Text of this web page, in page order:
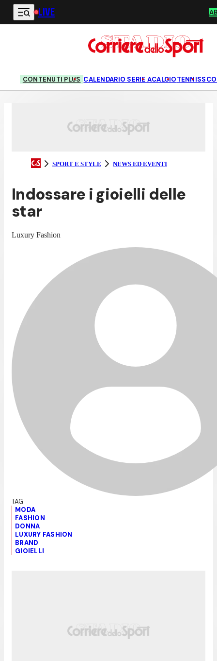
Vai al contenuto principale
LIVE
CONTENUTI PLUS CALENDARIO SERIE ACALCIOTENNIS
SPORT E STYLE NEWS ED EVENTI
Indossare i gioielli delle
star
Luxury Fashion
MODA
FASHION
DONNA
LUXURY FASHION
BRAND
GIOIELLI